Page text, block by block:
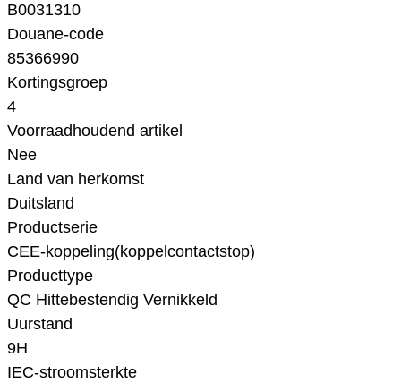
B0031310
Douane-code
85366990
Kortingsgroep
4
Voorraadhoudend artikel
Nee
Land van herkomst
Duitsland
Productserie
CEE-koppeling(koppelcontactstop)
Producttype
QC Hittebestendig Vernikkeld
Uurstand
9H
IEC-stroomsterkte